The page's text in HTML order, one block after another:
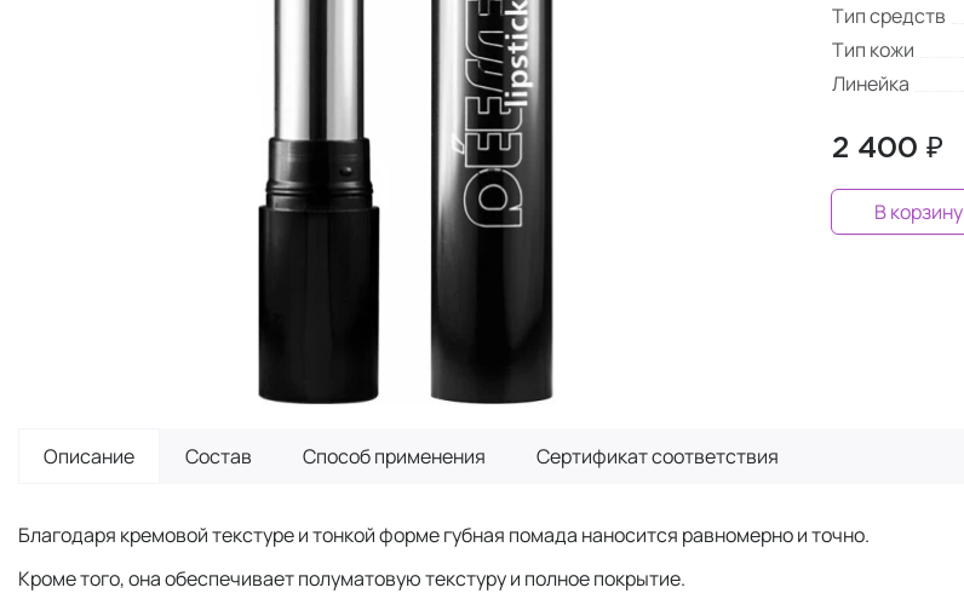
Тип средств
Тип кожи
Линейка
2 400 ₽
В корзину
Описание Состав Способ применения Сертификатсоответствия
Благодаря кремовой текстуре и тонкой форме губная помада наносится равномерно и точно.
Кроме того, она обеспечивает полуматовую текстуру и полное покрытие.